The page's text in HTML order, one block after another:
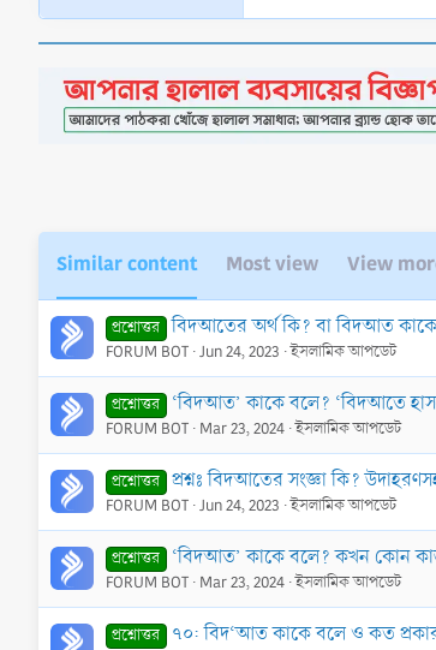
Similar content Most view View
প্রশ্নোত্তর বিদআতের অর্থ কি? বা বিদআত
FORUM BOT Jun 24, 2023 ইসলামিক আপডেট
প্রশ্নোত্তর ‘বিদআত’ কাকে বলে? ‘বিদআতে
FORUM BOT Mar 23, 2024 ইসলামিক আপডেট
প্রশ্নোত্তর প্রশ্নঃ বিদআতের সংজ্ঞা কি?
FORUM BOT Jun 24, 2023 ইসলামিক আপডেট
প্রশ্নোত্তর ‘বিদআত’ কাকে বলে? কখন কোন
FORUM BOT Mar 23, 2024 ইসলামিক আপডেট
প্রশ্নোত্তর ৭০: বিদ‘আত কাকে বলে ও কত